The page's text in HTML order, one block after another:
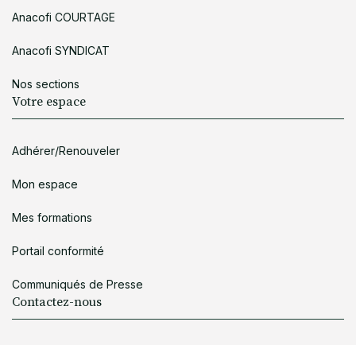
Anacofi COURTAGE
Anacofi SYNDICAT
Nos sections
Votre espace
Adhérer/Renouveler
Mon espace
Mes formations
Portail conformité
Communiqués de Presse
Contactez-nous